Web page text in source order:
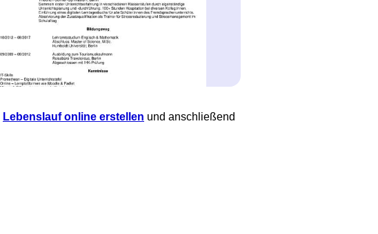
Lebenslauf online erstellen und anschließend